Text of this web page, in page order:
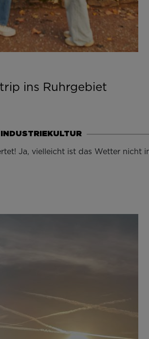
ins Ruhrgebiet
INDUSTRIEKULTUR
Ja, vielleicht ist das Wetter nicht